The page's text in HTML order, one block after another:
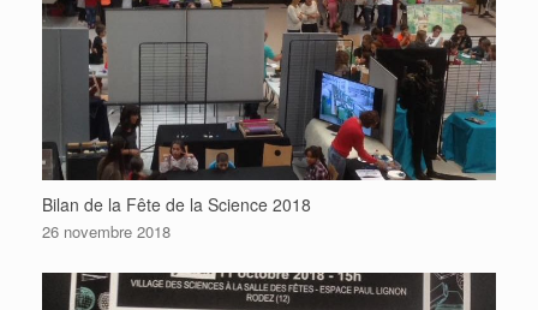
Bilan de la Fête de la Science 2018
26 novembre 2018